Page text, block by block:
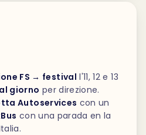
FS → festival l'11, 12 e 13
giorno per direzione.
Autoservices con un
con una parada en la